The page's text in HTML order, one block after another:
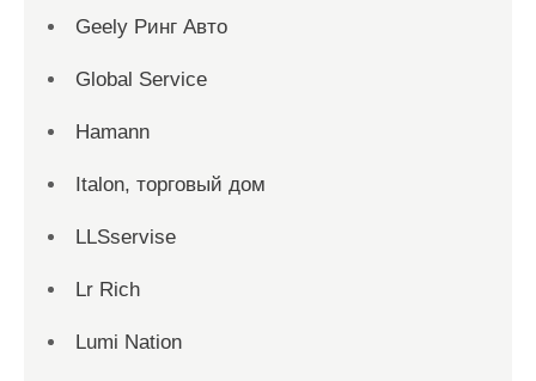
Geely Ринг Авто
Global Service
Hamann
Italon, торговый дом
LLSservise
Lr Rich
Lumi Nation